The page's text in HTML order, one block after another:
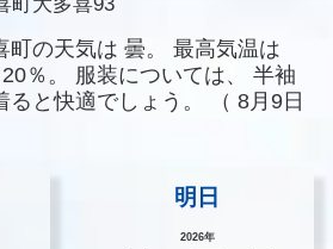
町の天気は 曇。
最高気温は
20％。 服装については、
半袖
と快適でしょう。
（ 8月9日
明日
2026年